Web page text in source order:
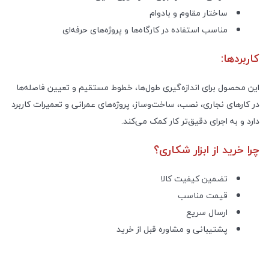
ساختار مقاوم و بادوام
مناسب استفاده در کارگاه‌ها و پروژه‌های حرفه‌ای
کاربردها:
این محصول برای اندازه‌گیری طول‌ها، خطوط مستقیم و تعیین فاصله‌ها
در کارهای نجاری، نصب، ساخت‌وساز، پروژه‌های عمرانی و تعمیرات کاربرد
دارد و به اجرای دقیق‌تر کار کمک می‌کند.
چرا خرید از ابزار شکاری؟
تضمین کیفیت کالا
قیمت مناسب
ارسال سریع
پشتیبانی و مشاوره قبل از خرید